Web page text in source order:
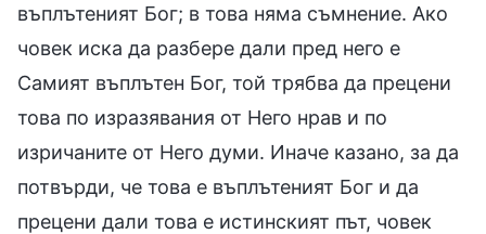
въплътеният Бог; в това няма съмнение. Ако
човек иска да разбере дали пред него е
Самият въплътен Бог, той трябва да прецени
това по изразявания от Него нрав и по
изричаните от Него думи. Иначе казано, за да
потвърди, че това е въплътеният Бог и да
прецени дали това е истинският път, човек